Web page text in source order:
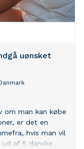
uønsket
om man kan købe
er det en
hvis man vil
af 5 danske